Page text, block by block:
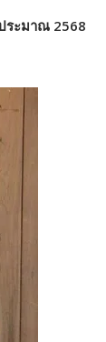
ระมาณ 2568